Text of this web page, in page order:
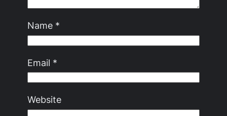
Name *
Email *
Website